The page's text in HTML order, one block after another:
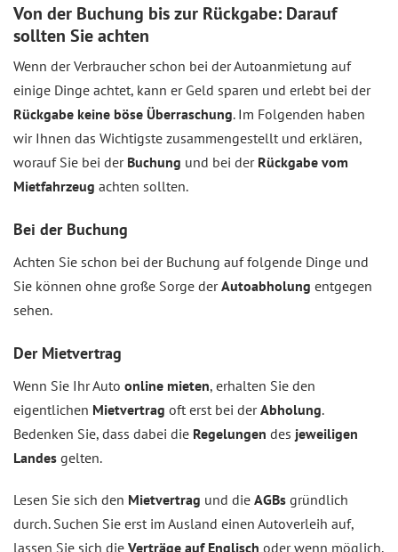
Von der Buchung bis zur Rückgabe: Darauf
sollten Sie achten
Wenn der Verbraucher schon bei der Autoanmietung auf
einige Dinge achtet, kann er Geld sparen und erlebt bei der
Rückgabe keine böse Überraschung. Im Folgenden haben
wir Ihnen das Wichtigste zusammengestellt und erklären,
worauf Sie bei der Buchung und bei der Rückgabe vom
Mietfahrzeug achten sollten.
Bei der Buchung
Achten Sie schon bei der Buchung auf folgende Dinge und
Sie können ohne große Sorge derAutoabholung entgegen
sehen.
Der Mietvertrag
Wenn Sie Ihr Auto online mieten, erhalten Sie den
eigentlichen Mietvertrag oft erst bei derAbholung.
Bedenken Sie, dass dabei die Regelungen des jeweiligen
Landes gelten.
Lesen Sie sich den Mietvertrag und die AGBs gründlich
durch. Suchen Sie erst im Ausland einen Autoverleih auf,
lassen Sie sich die Verträge auf Englisch oder wenn möglich,